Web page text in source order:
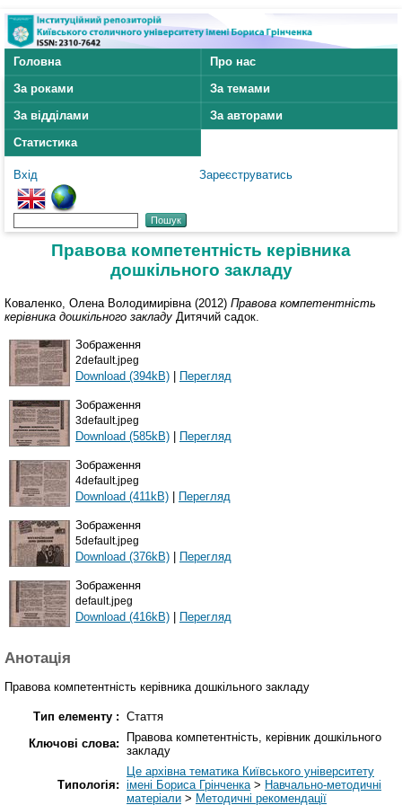
Головна
Про нас
За роками
За темами
За відділами
За авторами
Статистика
Вхід Зареєструватись
Правова компетентність керівника
дошкільного закладу
Коваленко, Олена Володимирівна (2012) Правова компетентність
керівника дошкільного закладу Дитячий садок.
Зображення
2default.jpeg
Download (394kB) | Перегляд
Зображення
3default.jpeg
Download (585kB) | Перегляд
Зображення
4default.jpeg
Download (411kB) | Перегляд
Зображення
5default.jpeg
Download (376kB) | Перегляд
Зображення
default.jpeg
Download (416kB) | Перегляд
Анотація
Правова компетентність керівника дошкільного закладу
Тип елементу : Стаття
Ключові слова:
Правова компетентність, керівник дошкільного
закладу
Типологія:
Це архівна тематика Київського університету
імені Бориса Грінченка> Навчально-методичні
матеріали > Методичні рекомендації